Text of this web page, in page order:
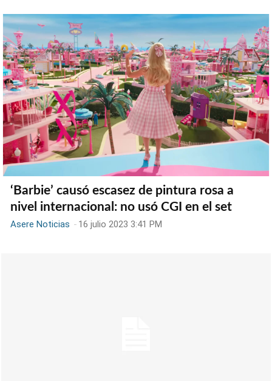
‘Barbie’ causó escasez de pintura rosa a
nivel internacional: no usó CGI en el set
Asere Noticias - 16 julio 2023 3:41 PM